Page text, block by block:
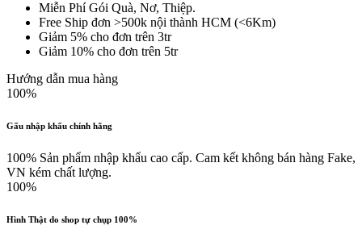
Miễn Phí Gói Quà, Nơ, Thiệp.
Free Ship đơn >500k nội thành HCM (<6Km)
Giảm 5% cho đơn trên 3tr
Giảm 10% cho đơn trên 5tr
Hướng dẫn mua hàng
100%
Gấu nhập khẩu chính hãng
100% Sản phẩm nhập khẩu cao cấp. Cam kết không bán hàng Fake,
VN kém chất lượng.
100%
Hình Thật do shop tự chụp 100%